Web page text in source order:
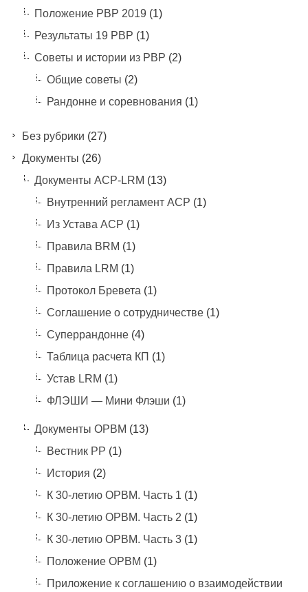
Положение РВР 2019 (1)
Результаты 19 РВР (1)
Советы и истории из РВР (2)
Общие советы (2)
Рандонне и соревнования (1)
Без рубрики (27)
Документы (26)
Документы ACP-LRM (13)
Внутренний регламент АСР (1)
Из Устава АСР (1)
Правила BRM (1)
Правила LRM (1)
Протокол Бревета (1)
Соглашение о сотрудничестве(1)
Суперрандонне(4)
Таблица расчета КП (1)
Устав LRM (1)
ФЛЭШИ — Мини Флэши (1)
Документы ОРВМ (13)
Вестник РР (1)
История (2)
К 30-летию ОРВМ. Часть 1 (1)
К 30-летию ОРВМ. Часть 2 (1)
К 30-летию ОРВМ. Часть 3(1)
Положение ОРВМ (1)
Приложение к соглашению о взаимодействии